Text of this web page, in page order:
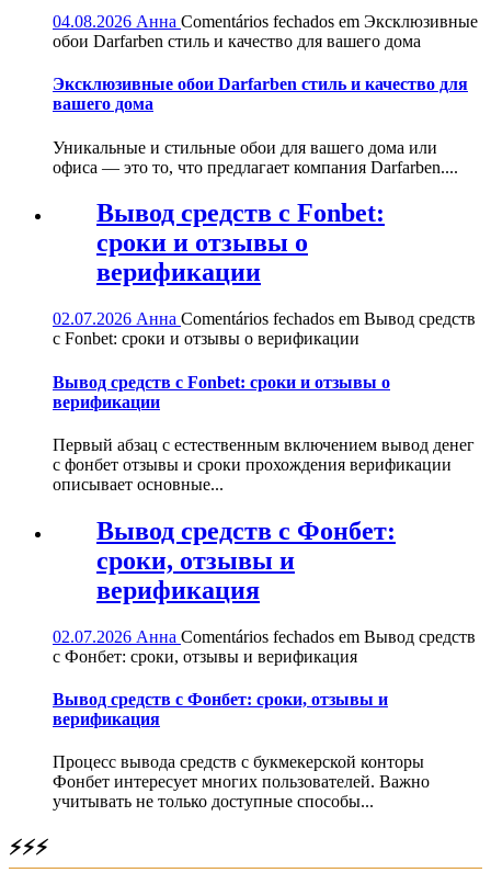
04.08.2026 Анна Comentários fechados em Эксклюзивные
обои Darfarben стиль и качество для вашего дома
Эксклюзивные обои Darfarben стиль и качество для
вашего дома
Уникальные и стильные обои для вашего дома или
офиса — это то, что предлагает компания Darfarben....
Вывод средств с Fonbet:
сроки и отзывы о
верификации
02.07.2026 Анна Comentários fechados em Вывод средств
с Fonbet: сроки и отзывы о верификации
Вывод средств с Fonbet: сроки и отзывы о
верификации
Первый абзац с естественным включением вывод денег
с фонбет отзывы и сроки прохождения верификации
описывает основные...
Вывод средств с Фонбет:
сроки, отзывы и
верификация
02.07.2026 Анна Comentários fechados em Вывод средств
с Фонбет: сроки, отзывы и верификация
Вывод средств с Фонбет: сроки, отзывы и
верификация
Процесс вывода средств с букмекерской конторы
Фонбет интересует многих пользователей. Важно
учитывать не только доступные способы...
⚡⚡⚡